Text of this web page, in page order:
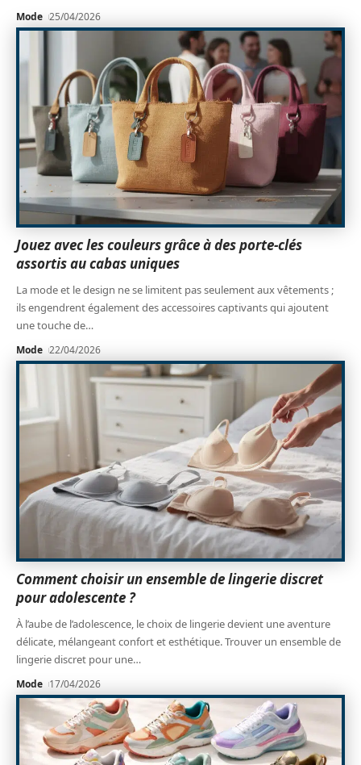
Mode 25/04/2026
Jouez avec les couleurs grâce à des porte-clés
assortis au cabas uniques
La mode et le design ne se limitent pas seulement aux vêtements ;
ils engendrent également des accessoires captivants qui ajoutent
une touche de…
Mode 22/04/2026
Comment choisir un ensemble de lingerie discret
pour adolescente ?
À l’aube de l’adolescence, le choix de lingerie devient une aventure
délicate, mélangeant confort et esthétique. Trouver un ensemble de
lingerie discret pour une…
Mode 17/04/2026